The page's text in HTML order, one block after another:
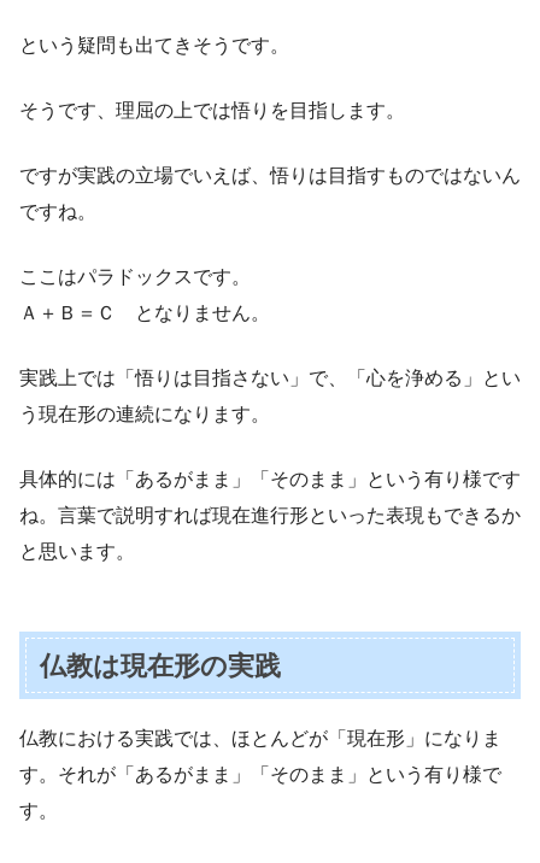
という疑問も出てきそうです。
そうです、理屈の上では悟りを目指します。
ですが実践の立場でいえば、悟りは目指すものではないん
ですね。
ここはパラドックスです。
Ａ＋Ｂ＝Ｃ となりません。
実践上では「悟りは目指さない」で、「心を浄める」とい
う現在形の連続になります。
具体的には「あるがまま」「そのまま」という有り様です
ね。言葉で説明すれば現在進行形といった表現もできるか
と思います。
仏教は現在形の実践
仏教における実践では、ほとんどが「現在形」になりま
す。それが「あるがまま」「そのまま」という有り様で
す。